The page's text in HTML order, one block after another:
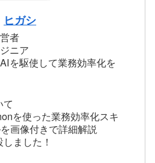
ヒガシ
者
ニア
を駆使して業務効率化を
て
を使った業務効率化スキ
画像付きで詳細解説
ました！